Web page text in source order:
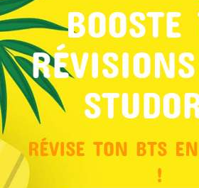
BOOSTE
RÉVISE TON BTS
!